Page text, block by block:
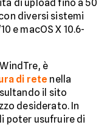
di upload fino a 50
diversi sistemi
e macOS X 10.6-
è
di rete nella
il sito
desiderato. In
poter usufruire di